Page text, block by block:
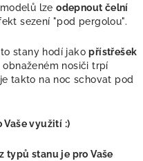
lze odepnout čelní
sezení "pod pergolou".
stany hodí jako přístřešek
obnaženém nosiči trpí
takto na noc schovat pod
využití :)
typů stanu je pro Vaše